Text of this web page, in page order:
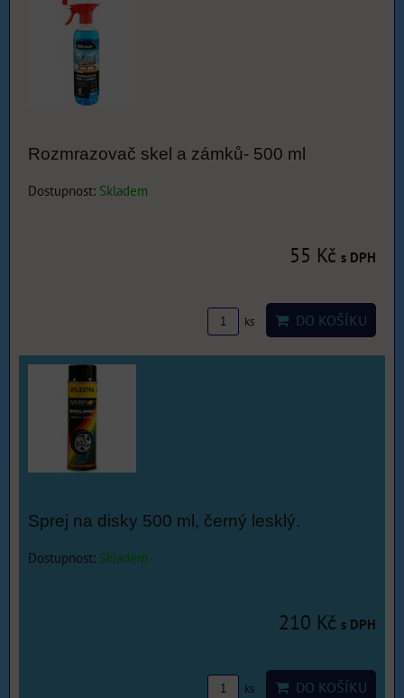
Rozmrazovač skel a zámků- 500 ml
Dostupnost: Skladem
55 Kč s DPH
ks DO KOŠÍKU
Sprej na disky 500 ml, černý lesklý.
Dostupnost: Skladem
210 Kč s DPH
ks DO KOŠÍKU